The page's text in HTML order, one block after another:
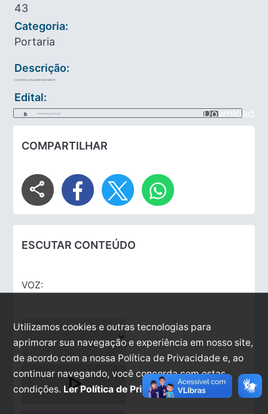
43
Categoria:
Portaria
Descrição:
CONCEDE LICENÇA SEM VENCIMENTO
Edital:
Portaria_043_de_2022.pdf Download
COMPARTILHAR
share
ESCUTAR CONTEÚDO
VOZ:
play_arrow
Utilizamos cookies e outras tecnologias para
aprimorar sua navegação e experiência em nosso site,
de acordo com a nossa Política de Privacidade e, ao
continuar navegando, você concorda com estas
condições. Ler Política de Privacidade.